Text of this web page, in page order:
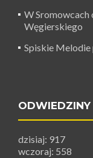
W Sromowcach
Węgierskiego
Spiskie Melodie
ODWIEDZINY
dzisiaj: 917
wczoraj: 558